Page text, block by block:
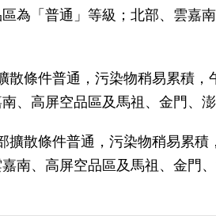
為「普通」等級；北部、雲嘉
條件普通，污染物稍易累積
、高屏空品區及馬祖、金門、澎
散條件普通，污染物稍易累
南、高屏空品區及馬祖、金門